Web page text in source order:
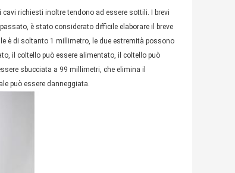
richiesti inoltre tendono ad essere sottili. I brevi
è stato considerato difficile elaborare il breve
è di soltanto 1 millimetro, le due estremità possono
il coltello può essere alimentato, il coltello può
sbucciata a 99 millimetri, che elimina il
può essere danneggiata.